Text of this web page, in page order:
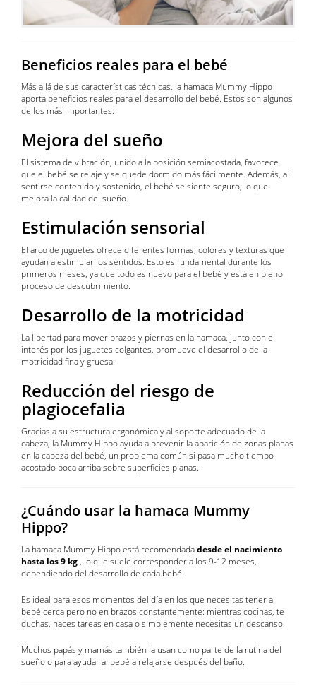
Beneficios reales para el bebé
Más allá de sus características técnicas, la hamaca Mummy Hippo
aporta beneficios reales para el desarrollo del bebé. Estos son algunos
de los más importantes:
Mejora del sueño
El sistema de vibración, unido a la posición semiacostada, favorece
que el bebé se relaje y se quede dormido más fácilmente. Además, al
sentirse contenido y sostenido, el bebé se siente seguro, lo que
mejora la calidad del sueño.
Estimulación sensorial
El arco de juguetes ofrece diferentes formas, colores y texturas que
ayudan a estimular los sentidos. Esto es fundamental durante los
primeros meses, ya que todo es nuevo para el bebé y está en pleno
proceso de descubrimiento.
Desarrollo de la motricidad
La libertad para mover brazos y piernas en la hamaca, junto con el
interés por los juguetes colgantes, promueve el desarrollo de la
motricidad fina y gruesa.
Reducción del riesgo de
plagiocefalia
Gracias a su estructura ergonómica y al soporte adecuado de la
cabeza, la Mummy Hippo ayuda a prevenir la aparición de zonas planas
en la cabeza del bebé, un problema común si pasa mucho tiempo
acostado boca arriba sobre superficies planas.
¿Cuándo usar la hamaca Mummy
Hippo?
La hamaca Mummy Hippo está recomendadadesde el nacimiento
hasta los 9 kg , lo que suele corresponder a los 9-12 meses,
dependiendo del desarrollo de cada bebé.
Es ideal para esos momentos del día en los que necesitas tener al
bebé cerca pero no en brazos constantemente: mientras cocinas, te
duchas, haces tareas en casa o simplemente necesitas un descanso.
Muchos papás y mamás también la usan como parte de la rutina del
sueño o para ayudar al bebé a relajarse después del baño.